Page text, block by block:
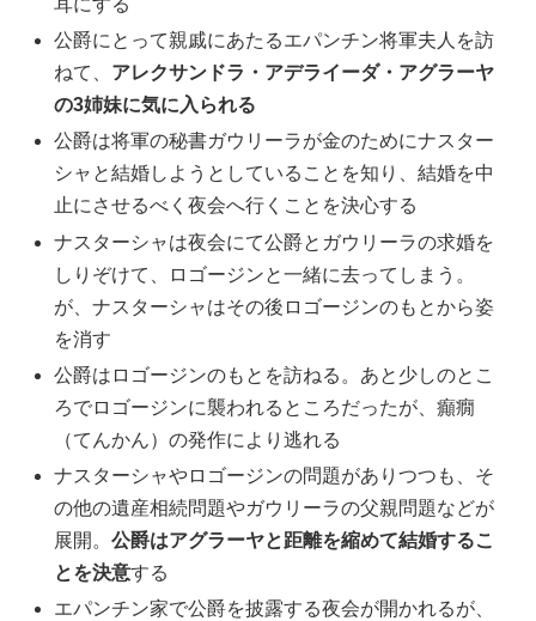
耳にする
公爵にとって親戚にあたるエパンチン将軍夫人を訪
ねて、 アレクサンドラ・アデライーダ・アグラーヤ
の3姉妹に気に入られる
公爵は将軍の秘書ガウリーラが金のためにナスター
シャと結婚しようとしていることを知り、結婚を中
止にさせるべく夜会へ行くことを決心する
ナスターシャは夜会にて公爵とガウリーラの求婚を
しりぞけて、ロゴージンと一緒に去ってしまう。
が、ナスターシャはその後ロゴージンのもとから姿
を消す
公爵はロゴージンのもとを訪ねる。あと少しのとこ
ろでロゴージンに襲われるところだったが、癲癇
（てんかん）の発作により逃れる
ナスターシャやロゴージンの問題がありつつも、そ
の他の遺産相続問題やガウリーラの父親問題などが
展開。公爵はアグラーヤと距離を縮めて結婚するこ
とを決意する
エパンチン家で公爵を披露する夜会が開かれるが、